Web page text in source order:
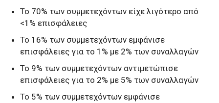
Το 70% των συμμετεχόντων είχε λιγότερο από
<1% επισφάλειες
Το 16% των συμμετεχόντων εμφάνισε
επισφάλειες για το 1% με 2% των συναλλαγών
Το 9% των συμμετεχόντων αντιμετώπισε
επισφάλειες για το 2% με 5% των συναλλαγών
Το 5% των συμμετεχόντων εμφάνισε